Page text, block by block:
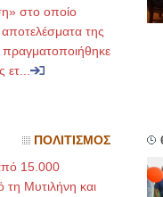
στο οποίο
της
ΠΟΛΙΤΙΣΜΟΣ
15.000
τη Μυτιλήνη και